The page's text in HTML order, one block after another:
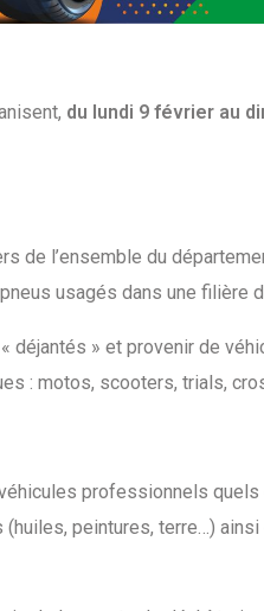
du lundi 9 février au
de l’ensemble du
usagés dans une filière
déjantés » et provenir de
: motos, scooters, trials,
professionnels quels
peintures, terre…)